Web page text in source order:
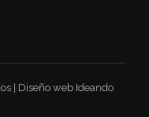
| Diseño web Ideando